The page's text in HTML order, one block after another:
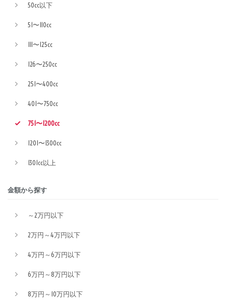
50cc以下
51〜110cc
111〜125cc
126〜250cc
251〜400cc
401〜750cc
751〜1200cc
1201〜1300cc
1301cc以上
金額から探す
～2万円以下
2万円～4万円以下
4万円～6万円以下
6万円～8万円以下
8万円～10万円以下